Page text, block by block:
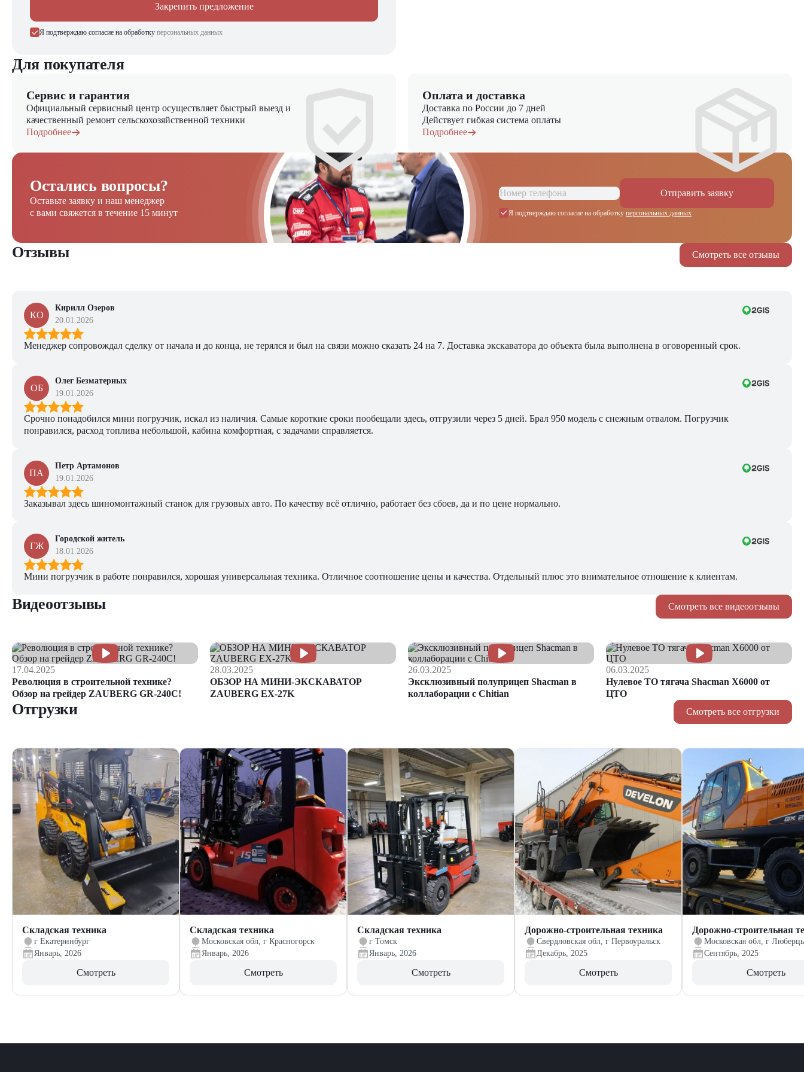
Закрепить предложение
Я подтверждаю согласие на обработку персональных данных
Для покупателя
Сервис и гарантия
Официальный сервисный центр осуществляет быстрый выезд и
качественный ремонт сельскохозяйственной техники
Подробнее
Оплата и доставка
Доставка по России до 7 дней
Действует гибкая система оплаты
Подробнее
Остались вопросы?
Оставьте заявку и наш менеджер
с вами свяжется в течение 15 минут
Отправить заявку
Я подтверждаю согласие на обработку персональных данных
Смотреть все отзывы
Отзывы
КО
Кирилл Озеров
20.01.2026
Менеджер сопровождал сделку от начала и до конца, не терялся и был на связи можно сказать 24 на 7. Доставка экскаватора до объекта была выполнена в оговоренный срок.
ОБ
Олег Безматерных
19.01.2026
Срочно понадобился мини погрузчик, искал из наличия. Самые короткие сроки пообещали здесь, отгрузили через 5 дней. Брал 950 модель с снежным отвалом. Погрузчик
понравился, расход топлива небольшой, кабина комфортная, с задачами справляется.
ПА
Петр Артамонов
19.01.2026
Заказывал здесь шиномонтажный станок для грузовых авто. По качеству всё отлично, работает без сбоев, да и по цене нормально.
ГЖ
Городской житель
18.01.2026
Мини погрузчик в работе понравился, хорошая универсальная техника. Отличное соотношение цены и качества. Отдельный плюс это внимательное отношение к клиентам.
Смотреть все видеоотзывы
Видеоотзывы
17.04.2025
Революция в строительной технике?
Обзор на грейдер ZAUBERG GR-240C!
28.03.2025
ОБЗОР НА МИНИ-ЭКСКАВАТОР
ZAUBERG EX-27K
26.03.2025
Эксклюзивный полуприцеп Shacman в
коллаборации с Chitian
06.03.2025
Нулевое ТО тягача Shacman Х6000 от
ЦТО
Смотреть все отгрузки
Отгрузки
Складская техника
г Екатеринбург
Январь, 2026
Смотреть
Складская техника
Московская обл, г Красногорск
Январь, 2026
Смотреть
Складская техника
г Томск
Январь, 2026
Смотреть
Дорожно-строительная техника
Свердловская обл, г Первоуральск
Декабрь, 2025
Смотреть
Дорожно-строительная
Московская обл, г
Сентябрь, 2025
Смотреть